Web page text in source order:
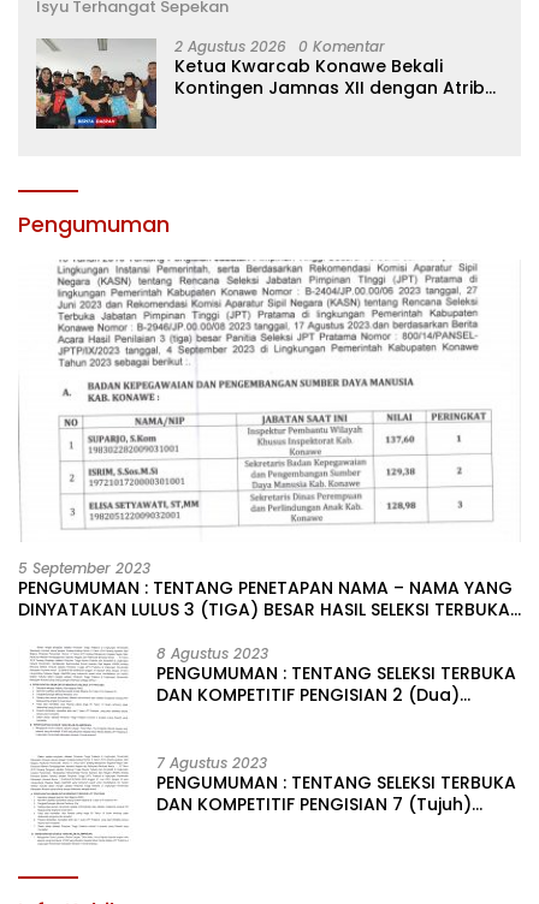
Isyu Terhangat Sepekan
2 Agustus 2026 0 Komentar
Ketua Kwarcab Konawe Bekali
Kontingen Jamnas XII dengan Atribut
Pengumuman
5 September 2023
PENGUMUMAN : TENTANG PENETAPAN NAMA – NAMA YANG
DINYATAKAN LULUS 3 (TIGA) BESAR HASIL SELEKSI TERBUKA
LINGKUNGAN PEMERINTAH DAERAH KABUPATEN KONAWE
8 Agustus 2023
PENGUMUMAN : TENTANG SELEKSI TERBUKA
DAN KOMPETITIF PENGISIAN 2 (Dua)
KABUPATEN KONAWE
7 Agustus 2023
PENGUMUMAN : TENTANG SELEKSI TERBUKA
DAN KOMPETITIF PENGISIAN 7 (Tujuh)